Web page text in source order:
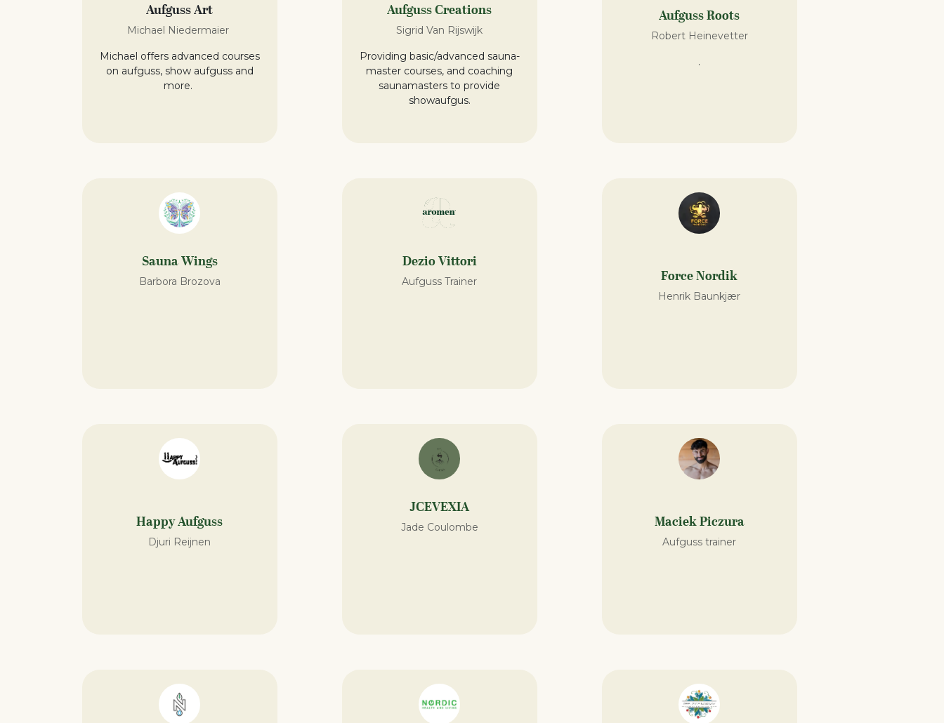
Aufguss Art
Michael Niedermaier
Michael offers advanced courses
on aufguss, show aufguss and
more.
Aufguss Creations
Sigrid Van Rijswijk
Providing basic/advanced sauna-
master courses, and coaching
saunamasters to provide
showaufgus.
Aufguss Roots
Robert Heinevetter
.
Sauna Wings
Barbora Brozova
Dezio Vittori
Aufguss Trainer Force Nordik
Henrik Baunkjær
Happy Aufguss
Djuri Reijnen
JCEVEXIA
Jade Coulombe Maciek Piczura
Aufguss trainer